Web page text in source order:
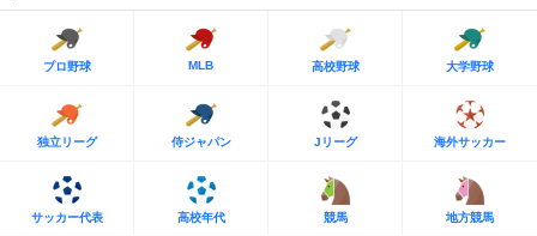
プロ野球 MLB 高校野球 大学野球
独立リーグ 侍ジャパン Jリーグ 海外サッカー
サッカー代表 高校年代 競馬 地方競馬